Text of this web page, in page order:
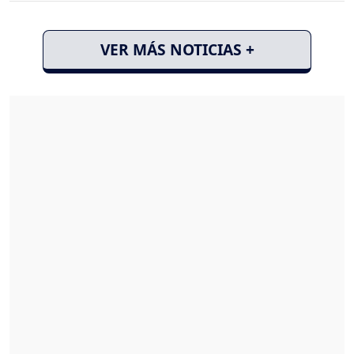
VER MÁS NOTICIAS +